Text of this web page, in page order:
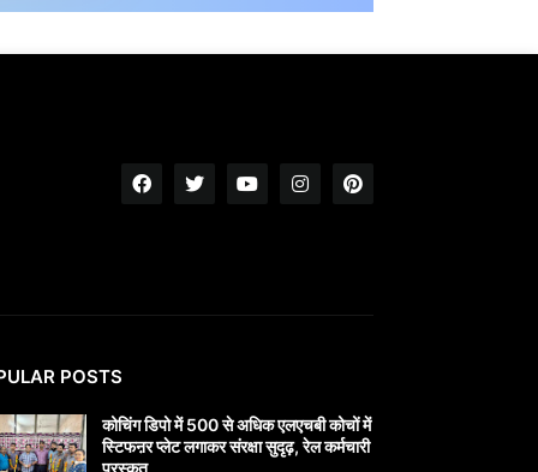
POSTS
कोचिंग डिपो में 500 से अधिक एलएचबी कोचों में
स्टिफऩर प्लेट लगाकर संरक्षा सुदृढ़, रेल कर्मचारी
पुरस्कृत